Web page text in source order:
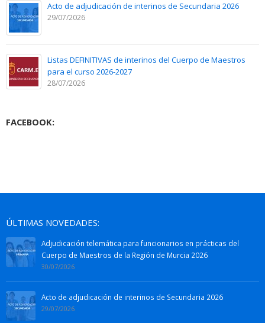
Acto de adjudicación de interinos de Secundaria 2026
29/07/2026
Listas DEFINITIVAS de interinos del Cuerpo de Maestros
para el curso 2026-2027
28/07/2026
FACEBOOK:
ÚLTIMAS NOVEDADES:
Adjudicación telemática para funcionarios en prácticas del
Cuerpo de Maestros de la Región de Murcia 2026
30/07/2026
Acto de adjudicación de interinos de Secundaria 2026
29/07/2026